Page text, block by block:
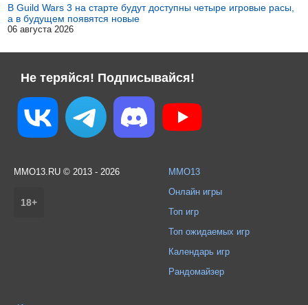
В Guild Wars 3 на старте будут доступны четыре игровые расы,
а в будущем появятся новые
06 августа 2026
Не теряйся! Подписывайся!
MMO13.RU © 2013 - 2026
18+
MMO13
Онлайн игры
Топ игр
Топ ожидаемых игр
Календарь игр
Рандомайзер